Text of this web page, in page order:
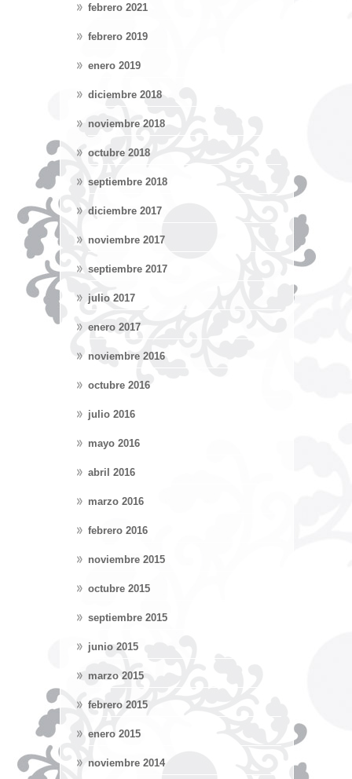
febrero 2021
febrero 2019
enero 2019
diciembre 2018
noviembre 2018
octubre 2018
septiembre 2018
diciembre 2017
noviembre 2017
septiembre 2017
julio 2017
enero 2017
noviembre 2016
octubre 2016
julio 2016
mayo 2016
abril 2016
marzo 2016
febrero 2016
noviembre 2015
octubre 2015
septiembre 2015
junio 2015
marzo 2015
febrero 2015
enero 2015
noviembre 2014